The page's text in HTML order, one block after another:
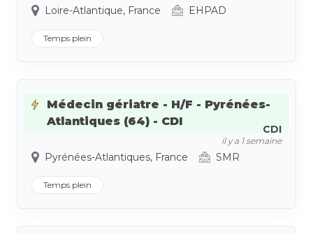
Loire-Atlantique, France EHPAD
Temps plein
Médecin gériatre - H/F - Pyrénées-
Atlantiques (64) - CDI
CDI
il y a 1 semaine
Pyrénées-Atlantiques, France SMR
Temps plein